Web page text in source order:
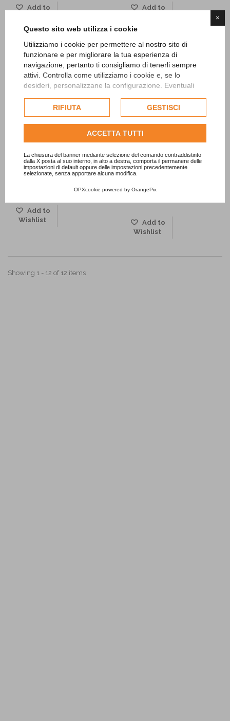
×
Questo sito web utilizza i cookie
Utilizziamo i cookie per permettere al nostro sito di
funzionare e per migliorare la tua esperienza di
navigazione, pertanto ti consigliamo di tenerli sempre
attivi. Controlla come utilizziamo i cookie e, se lo
desideri, personalizzane la configurazione. Eventuali
esclusivamente previa acquisizione del consenso
dell'utente.
Consulta l'informativa cookie completa.
RIFIUTA GESTISCI
ACCETTA TUTTI
La chiusura del banner mediante selezione del comando contraddistinto
dalla X posta al suo interno, in alto a destra, comporta il permanere delle
impostazioni di default oppure delle impostazioni precedentemente
selezionate, senza apportare alcuna modifica.
OPXcookie powered by OrangePix
Add to
Add to
10,90 €
Add to
Wishlist
2,75m
Add to
Wishlist
Showing 1 - 12 of 12 items